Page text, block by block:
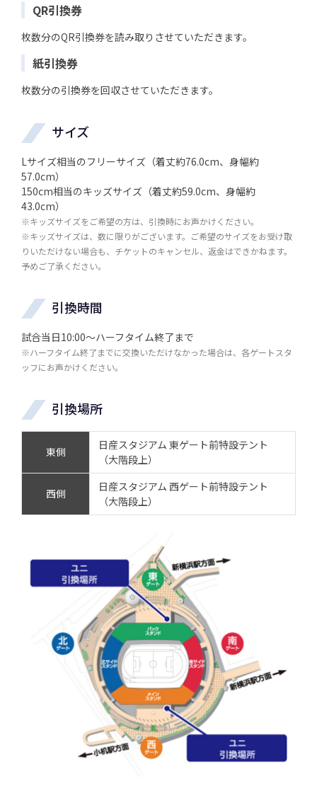
QR引換券
枚数分のQR引換券を読み取りさせていただきます。
紙引換券
枚数分の引換券を回収させていただきます。
サイズ
Lサイズ相当のフリーサイズ（着丈約76.0cm、身幅約
57.0cm）
150cm相当のキッズサイズ（着丈約59.0cm、身幅約
43.0cm）
※キッズサイズをご希望の方は、引換時にお声かけください。
※キッズサイズは、数に限りがございます。ご希望のサイズをお受け取
りいただけない場合も、チケットのキャンセル、返金はできかねます。
予めご了承ください。
引換時間
試合当日10:00～ハーフタイム終了まで
※ハーフタイム終了までに交換いただけなかった場合は、各ゲートスタ
ッフにお声かけください。
引換場所
東側
日産スタジアム 東ゲート前特設テント
（大階段上）
西側
日産スタジアム 西ゲート前特設テント
（大階段上）